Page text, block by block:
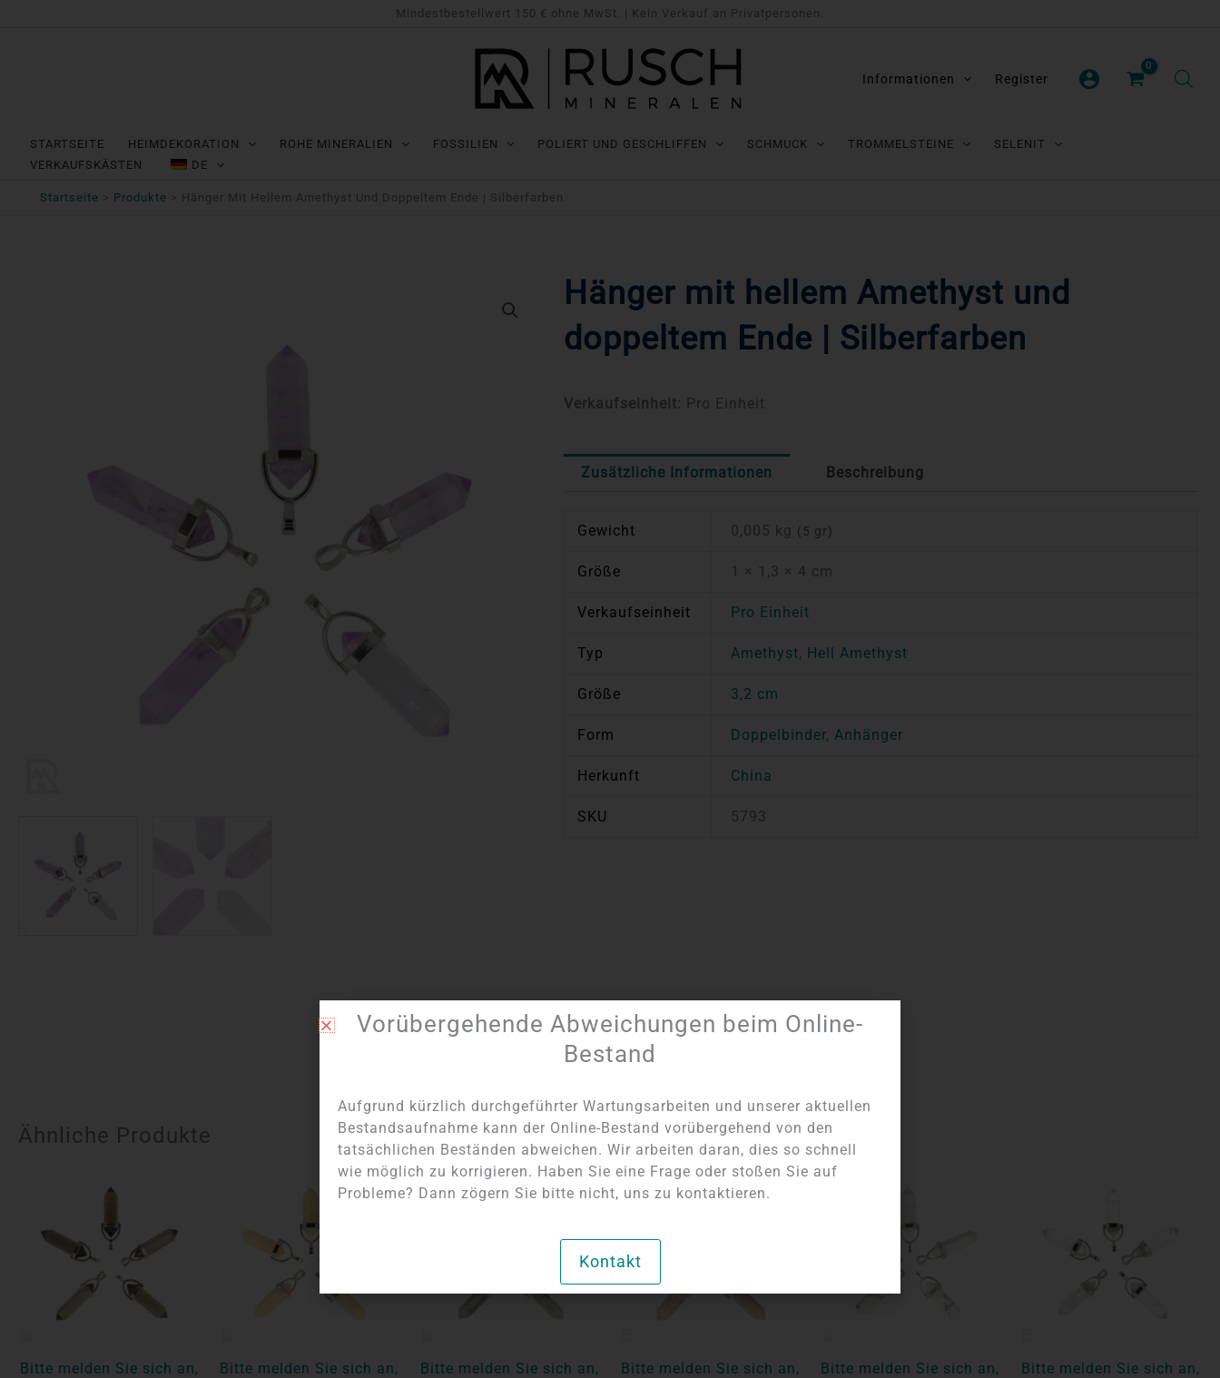
Mindestbestellwert 150 € ohne MwSt. | Kein Verkauf an Privatpersonen.
Informationen Register
STARTSEITE HEIMDEKORATION ROHE MINERALIEN FOSSILIEN POLIERT UND GESCHLIFFEN SCHMUCK TROMMELSTEINE
SELENIT
VERKAUFSKÄSTEN
DE
Startseite Produkte Hänger Mit Hellem Amethyst Und Doppeltem Ende | Silberfarben
Hänger mit hellem Amethyst und
doppeltem Ende | Silberfarben
Verkaufseinheit: Pro Einheit
Zusätzliche Informationen Beschreibung
Gewicht 0,005 kg (5 gr)
Größe 1 × 1,3 × 4 cm
Verkaufseinheit Pro Einheit
Typ Amethyst, Hell Amethyst
Größe 3,2 cm
Form Doppelbinder, Anhänger
Herkunft China
SKU 5793
Artikel Nummer: 5793 Kategorie: Double-Binder-Anhänger
Ähnliche Produkte
Bitte melden Sie sich an,
Bitte melden Sie sich an,
Bitte melden Sie sich an,
NICHT AUF LAGER
Bitte melden Sie sich an,
Bitte melden Sie sich an,
Bitte melden Sie sich an,
Vorübergehende Abweichungen beim Online-
Bestand
Aufgrund kürzlich durchgeführter Wartungsarbeiten und unserer aktuellen
Bestandsaufnahme kann der Online-Bestand vorübergehend von den
tatsächlichen Beständen abweichen. Wir arbeiten daran, dies so schnell
wie möglich zu korrigieren. Haben Sie eine Frage oder stoßen Sie auf
Probleme? Dann zögern Sie bitte nicht, uns zu kontaktieren.
Kontakt